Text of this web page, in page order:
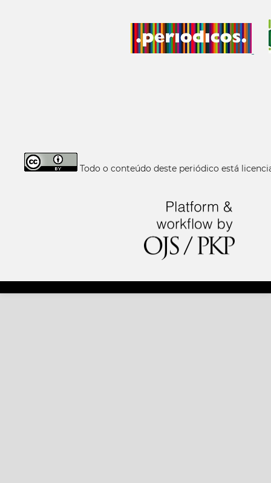
Todo o conteúdo deste periódico está